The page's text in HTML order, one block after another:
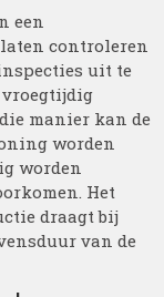
een
controleren
uit te
manier kan de
worden
worden
Het
draagt bij
van de